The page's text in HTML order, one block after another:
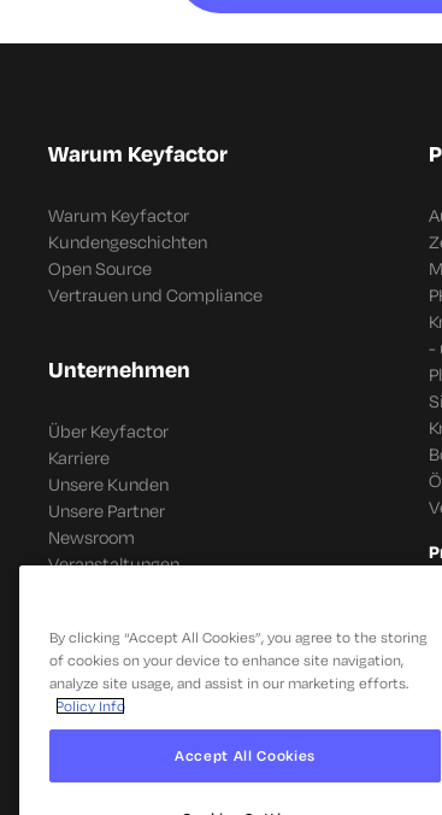
Warum Keyfactor
Warum Keyfactor
Kundengeschichten
Open Source
Vertrauen und Compliance
Unternehmen
Über Keyfactor
Karriere
Unsere Kunden
Unsere Partner
Newsroom
Veranstaltungen
-
© 2026 Keyfactor. Alle
By clicking “Accept All Cookies”, you agree to the storing
of cookies on your device to enhance site navigation,
analyze site usage, and assist in our marketing efforts.
Policy Info
Accept All Cookies